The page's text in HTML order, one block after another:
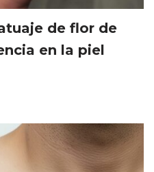
de flor de
en la piel